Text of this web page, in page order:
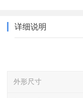
详细说明
外形尺寸